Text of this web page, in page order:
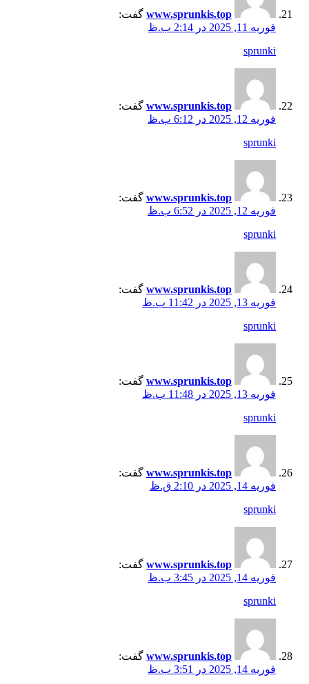
www.sprunkis.top گفت:
فوریه 11, 2025 در 2:14 ب.ظ
sprunki
www.sprunkis.top گفت:
فوریه 12, 2025 در 6:12 ب.ظ
sprunki
www.sprunkis.top گفت:
فوریه 12, 2025 در 6:52 ب.ظ
sprunki
www.sprunkis.top گفت:
فوریه 13, 2025 در 11:42 ب.ظ
sprunki
www.sprunkis.top گفت:
فوریه 13, 2025 در 11:48 ب.ظ
sprunki
www.sprunkis.top گفت:
فوریه 14, 2025 در 2:10 ق.ظ
sprunki
www.sprunkis.top گفت:
فوریه 14, 2025 در 3:45 ب.ظ
sprunki
www.sprunkis.top گفت:
فوریه 14, 2025 در 3:51 ب.ظ